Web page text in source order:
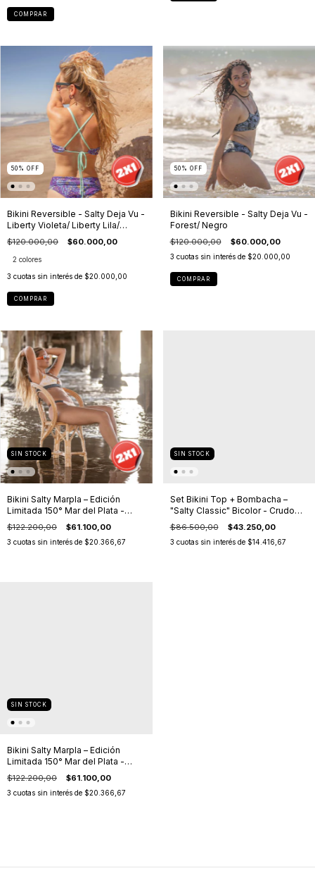
COMPRAR
50 % OFF
Bikini Reversible - Salty Deja Vu -
Liberty Violeta/ Liberty Lila/
Liberty Violeta/ Aqua
$120.000,00 $60.000,00
2 colores
3 cuotas sin interés de $20.000,00
COMPRAR
50 % OFF
Bikini Reversible - Salty Deja Vu -
Forest/ Negro
$120.000,00 $60.000,00
3 cuotas sin interés de $20.000,00
COMPRAR
SIN STOCK
Bikini Salty Marpla – Edición
Limitada 150° Mar del Plata -
Atlántica Amarillo
$122.200,00 $61.100,00
3 cuotas sin interés de $20.366,67
SIN STOCK
Set Bikini Top + Bombacha –
"Salty Classic" Bicolor - Crudo
Texturado/ Negro
$86.500,00 $43.250,00
3 cuotas sin interés de $14.416,67
SIN STOCK
Bikini Salty Marpla – Edición
Limitada 150° Mar del Plata -
Atlántica Azul
$122.200,00 $61.100,00
3 cuotas sin interés de $20.366,67